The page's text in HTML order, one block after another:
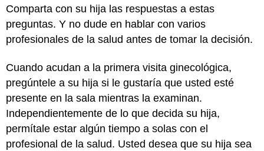
Comparta con su hija las respuestas a estas
preguntas. Y no dude en hablar con varios
profesionales de la salud antes de tomar la decisión.
Cuando acudan a la primera visita ginecológica,
pregúntele a su hija si le gustaría que usted esté
presente en la sala mientras la examinan.
Independientemente de lo que decida su hija,
permítale estar algún tiempo a solas con el
profesional de la salud. Usted desea que su hija sea